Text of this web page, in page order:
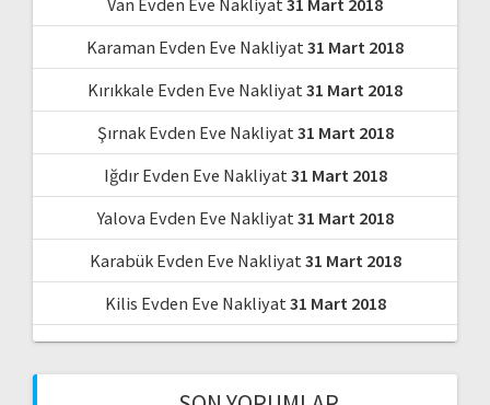
Van Evden Eve Nakliyat31 Mart 2018
Karaman Evden Eve Nakliyat31 Mart 2018
Kırıkkale Evden Eve Nakliyat31 Mart 2018
Şırnak Evden Eve Nakliyat31 Mart 2018
Iğdır Evden Eve Nakliyat31 Mart 2018
Yalova Evden Eve Nakliyat31 Mart 2018
Karabük Evden Eve Nakliyat31 Mart 2018
Kilis Evden Eve Nakliyat31 Mart 2018